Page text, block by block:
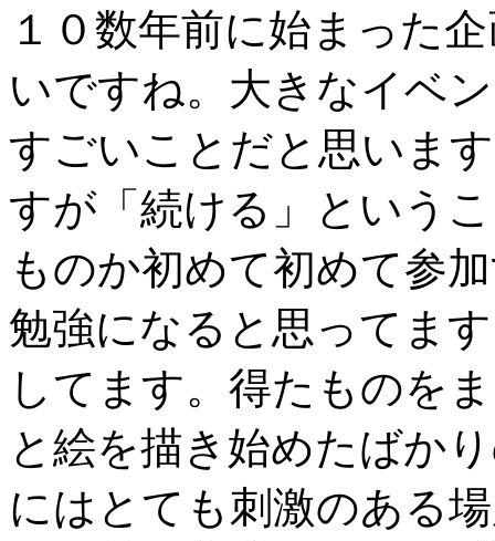
１０数年前に始まった
いですね。大きなイベ
すごいことだと思いま
すが「続ける」という
ものか初めて初めて参
勉強になると思ってま
してます。得たものを
と絵を描き始めたばか
にはとても刺激のある